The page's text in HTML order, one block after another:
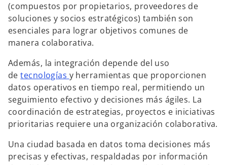
(compuestos por propietarios, proveedores de
soluciones y socios estratégicos) también son
esenciales para lograr objetivos comunes de
manera colaborativa.
Además, la integración depende del uso
detecnologías y herramientas que proporcionen
datos operativos en tiempo real, permitiendo un
seguimiento efectivo y decisiones más ágiles. La
coordinación de estrategias, proyectos e iniciativas
prioritarias requiere una organización colaborativa.
Una ciudad basada en datos toma decisiones más
precisas y efectivas, respaldadas por información